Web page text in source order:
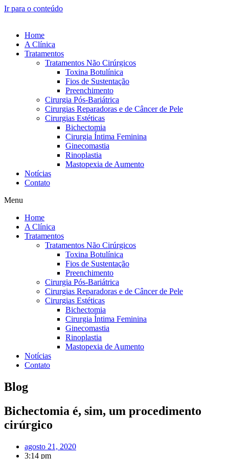
Ir para o conteúdo
Home
A Clínica
Tratamentos
Tratamentos Não Cirúrgicos
Toxina Botulínica
Fios de Sustentação
Preenchimento
Cirurgia Pós-Bariátrica
Cirurgias Reparadoras e de Câncer de Pele
Cirurgias Estéticas
Bichectomia
Cirurgia Íntima Feminina
Ginecomastia
Rinoplastia
Mastopexia de Aumento
Notícias
Contato
Menu
Home
A Clínica
Tratamentos
Tratamentos Não Cirúrgicos
Toxina Botulínica
Fios de Sustentação
Preenchimento
Cirurgia Pós-Bariátrica
Cirurgias Reparadoras e de Câncer de Pele
Cirurgias Estéticas
Bichectomia
Cirurgia Íntima Feminina
Ginecomastia
Rinoplastia
Mastopexia de Aumento
Notícias
Contato
Blog
Bichectomia é, sim, um procedimento
cirúrgico
agosto 21, 2020
3:14 pm